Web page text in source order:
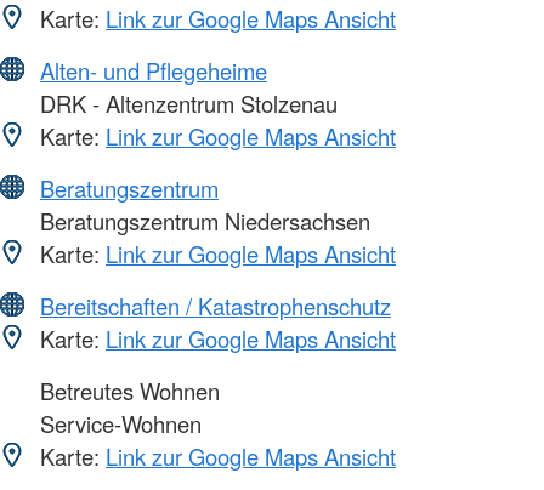
Karte: Link zur Google Maps Ansicht
Alten- und Pflegeheime
DRK - Altenzentrum Stolzenau
Karte: Link zur Google Maps Ansicht
Beratungszentrum
Beratungszentrum Niedersachsen
Karte: Link zur Google Maps Ansicht
Bereitschaften / Katastrophenschutz
Karte: Link zur Google Maps Ansicht
Betreutes Wohnen
Service-Wohnen
Karte: Link zur Google Maps Ansicht